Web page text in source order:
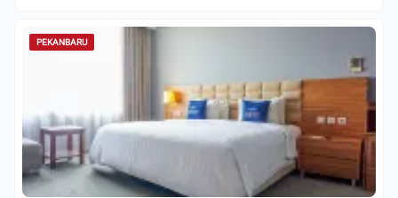
PEKANBARU